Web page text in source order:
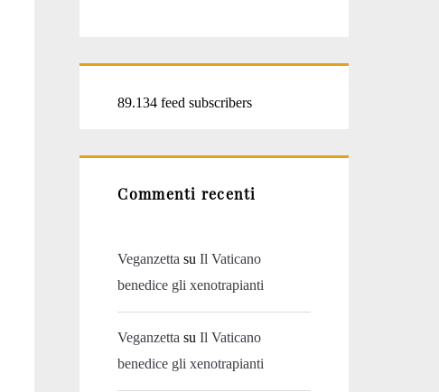
89.134 feed subscribers
Commenti recenti
Veganzetta suIl Vaticano
benedice gli xenotrapianti
Veganzetta suIl Vaticano
benedice gli xenotrapianti